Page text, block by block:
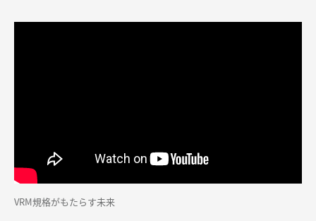
VRM規格がもたらす未来